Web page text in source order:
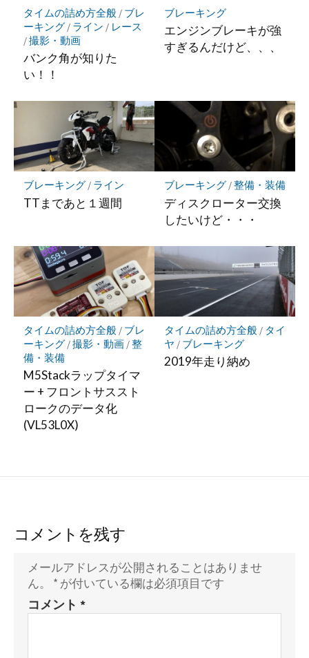
存
タイムの詰め方全般/ ブレ
ーキング/ ライン / レース
/撮影・動画
バンク角が知りた
い！！
ブレーキング
エンジンブレーキが強
すぎるんだけど、、、
ブレーキング/ ライン
TTまであと１週間
ブレーキング/整備・装備
ディスクローター交換
したいけど・・・
タイムの詰め方全般/ ブレ
ーキング/撮影・動画/整
備・装備
M5Stackラップタイマ
ー + フロントサススト
ロークのデータ化
(VL53L0X)
タイムの詰め方全般/ タイ
ヤ / ブレーキング
2019年走り納め
コメントを残す
メールアドレスが公開されることはありませ
ん。
* が付いている欄は必須項目です
コメント *